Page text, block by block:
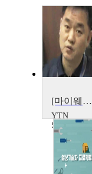
[마이웨이] 대한민국 최고 기술자를 꿈꾼다! 2013 이달의 엔지니어상 수상자
YTN
SCIENCE